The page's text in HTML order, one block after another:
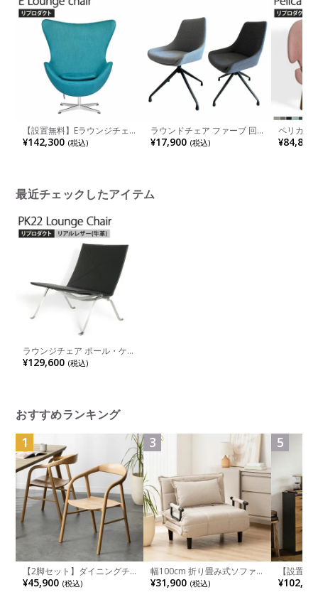
【設置無料】Eラウンジチェ
ア スカンディナヴィアデザイ
ン アルミダイキャスト・ポリ
¥142,300 (税込)
ラウンドチェア ファーブ 回
転 ファブリック スチール脚
肘なし 椅子 回転チェア ダイ
¥17,900 (税込)
ペリカン
ル リプロダクト
ク アッ
¥84,800
最近チェックしたアイテム
ラウンジチェア ポール・ケア
ホルム リプロダクト リアル
レザー 牛革 ステンレススチ
¥129,600 (税込)
おすすめランキング
1
【2脚セット】ダイニングチ
ェア 木製 LUGA 肘付き チェ
ア 天然木 リビング椅子 板座
¥45,900 (税込)
3
幅100cm 折り畳み式ソファ
ベッド コンパクト リクライ
ニング カウチスタイル 省ス
¥31,900 (税込)
5
【設置
チンカウ
板 引き出